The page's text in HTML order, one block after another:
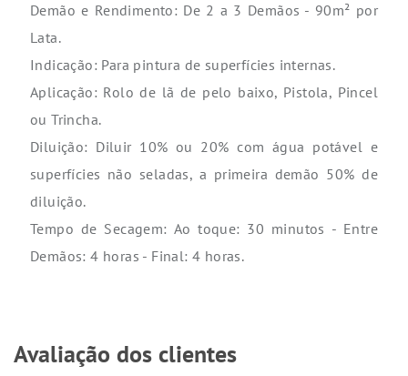
Demão e Rendimento: De 2 a 3 Demãos - 90m² por
Lata.
Indicação: Para pintura de superfícies internas.
Aplicação: Rolo de lã de pelo baixo, Pistola, Pincel
ou Trincha.
Diluição: Diluir 10% ou 20% com água potável e
superfícies não seladas, a primeira demão 50% de
diluição.
Tempo de Secagem: Ao toque: 30 minutos - Entre
Demãos: 4 horas - Final: 4 horas.
Avaliação dos clientes